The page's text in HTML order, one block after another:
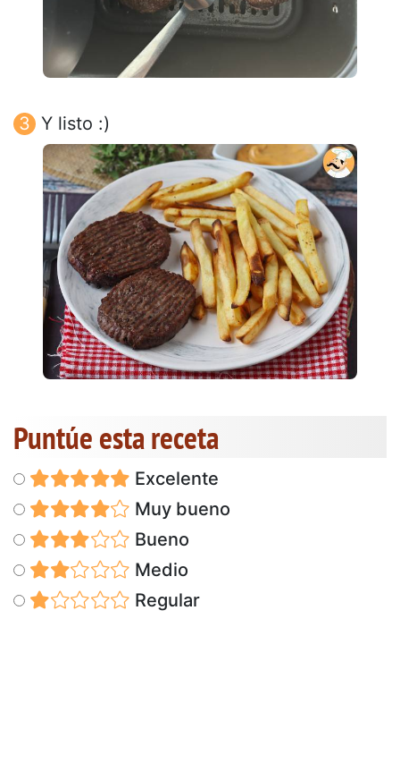
Y listo :)
Puntúe esta receta
Excelente
Muy bueno
Bueno
Medio
Regular